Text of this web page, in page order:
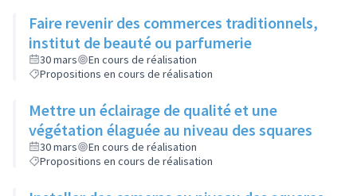
Faire revenir des commerces traditionnels,
institut de beauté ou parfumerie
30 mars
En cours de réalisation
Propositions en cours de réalisation
Mettre un éclairage de qualité et une
végétation élaguée au niveau des squares
30 mars
En cours de réalisation
Propositions en cours de réalisation